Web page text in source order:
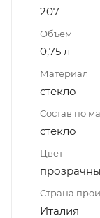
207
Объем
0,75 л
Материал
стекло
Состав по
стекло
Цвет
Страна
Италия